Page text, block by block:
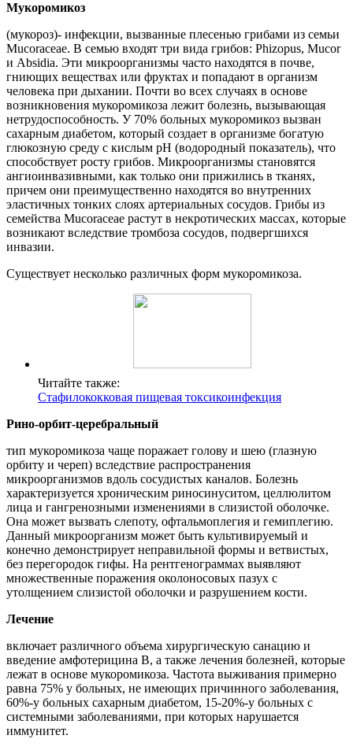
Мукоромикоз
(мукороз)- инфекции, вызванные плесенью грибами из семьи
Mucoraceae. В семью входят три вида грибов: Phizopus, Mucor
и Absidia. Эти микроорганизмы часто находятся в почве,
гниющих веществах или фруктах и попадают в организм
человека при дыхании. Почти во всех случаях в основе
возникновения мукоромикоза лежит болезнь, вызывающая
нетрудоспособность. У 70% больных мукоромикоз вызван
сахарным диабетом, который создает в организме богатую
глюкозную среду с кислым рН (водородный показатель), что
способствует росту грибов. Микроорганизмы становятся
ангиоинвазивными, как только они прижились в тканях,
причем они преимущественно находятся во внутренних
эластичных тонких слоях артериальных сосудов. Грибы из
семейства Mucoraceae растут в некротических массах, которые
возникают вследствие тромбоза сосудов, подвергшихся
инвазии.
Существует несколько различных форм мукоромикоза.
Читайте также:
Стафилококковая пищевая токсикоинфекция
Рино-орбит-церебральный
тип мукоромикоза чаще поражает голову и шею (глазную
орбиту и череп) вследствие распространения
микроорганизмов вдоль сосудистых каналов. Болезнь
характеризуется хроническим риносинуситом, целлюлитом
лица и гангренозными изменениями в слизистой оболочке.
Она может вызвать слепоту, офтальмоплегия и гемиплегию.
Данный микроорганизм может быть культивируемый и
конечно демонстрирует неправильной формы и ветвистых,
без перегородок гифы. На рентгенограммах выявляют
множественные поражения околоносовых пазух с
утолщением слизистой оболочки и разрушением кости.
Лечение
включает различного объема хирургическую санацию и
введение амфотерицина В, а также лечения болезней, которые
лежат в основе мукоромикоза. Частота выживания примерно
равна 75% у больных, не имеющих причинного заболевания,
60%-у больных сахарным диабетом, 15-20%-у больных с
системными заболеваниями, при которых нарушается
иммунитет.